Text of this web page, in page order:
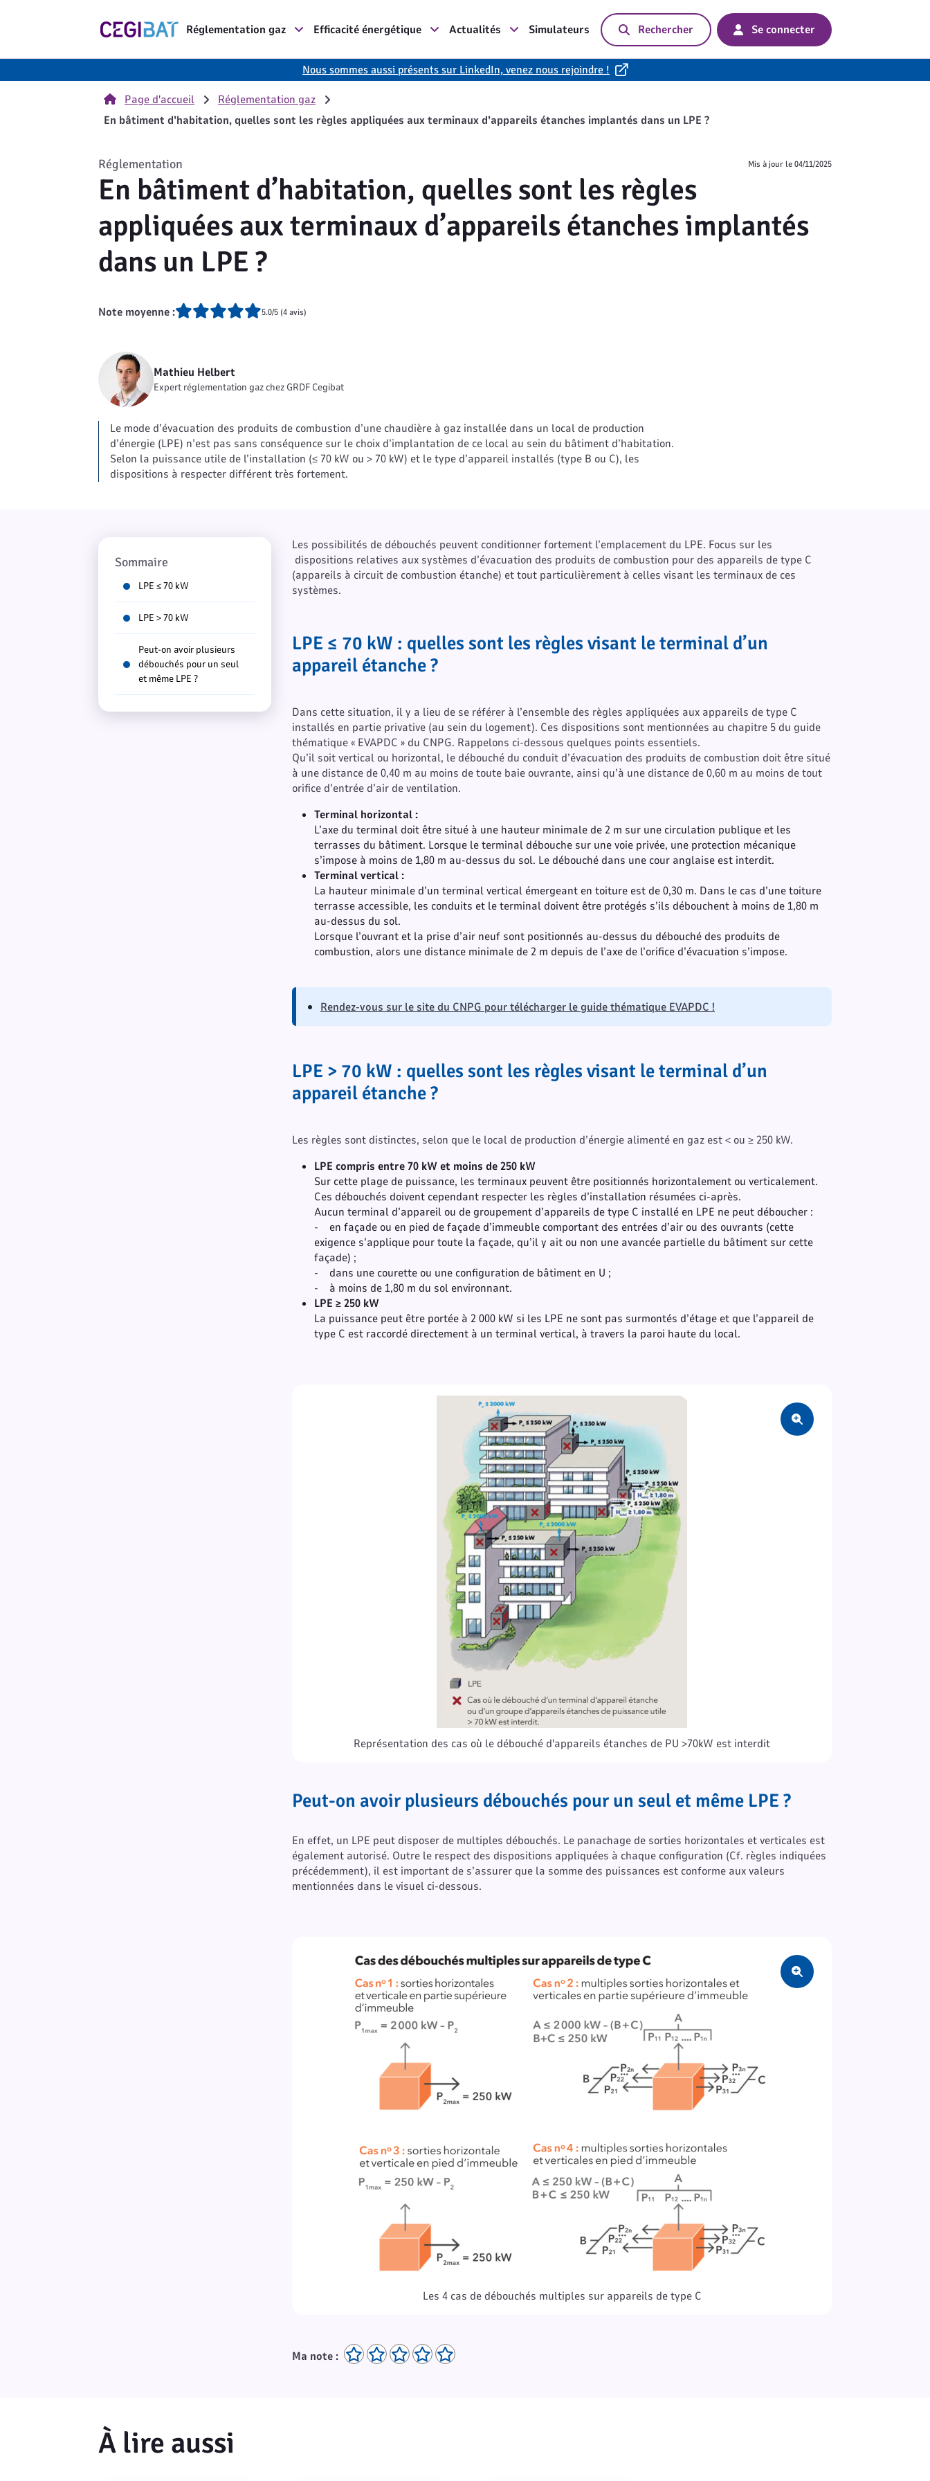
Cegibat, accueil Réglementation gaz Efficacité énergétique Actualités Simulateurs Rechercher Se connecter
Nous sommes aussi présents sur LinkedIn, venez nous rejoindre !
Page d'accueil
Réglementation gaz
En bâtiment d’habitation, quelles sont les règles appliquées aux terminaux d’appareils étanches implantés dans un LPE ?
En bâtiment d’habitation, quelles sont les règles
appliquées aux terminaux d’appareils étanches implantés
dans un LPE ?
Réglementation Mis à jour le04/11/2025
Note moyenne : 5.0/5 (4 avis)
Mathieu Helbert
Expert réglementation gaz chez GRDF Cegibat
Le mode d’évacuation des produits de combustion d’une chaudière à gaz installée dans un local de production
d’énergie (LPE) n’est pas sans conséquence sur le choix d’implantation de ce local au sein du bâtiment d’habitation.
Selon la puissance utile de l’installation (≤ 70 kW ou > 70 kW) et le type d’appareil installés (type B ou C), les
dispositions à respecter différent très fortement.
Sommaire
LPE ≤ 70 kW
LPE > 70 kW
Peut-on avoir plusieurs
débouchés pour un seul
et même LPE ?
Les possibilités de débouchés peuvent conditionner fortement l’emplacement du LPE. Focus sur les
dispositions relatives aux systèmes d’évacuation des produits de combustion pour des appareils de type C
(appareils à circuit de combustion étanche) et tout particulièrement à celles visant les terminaux de ces
systèmes.
LPE ≤ 70 kW : quelles sont les règles visant le terminal d’un
appareil étanche ?
Dans cette situation, il y a lieu de se référer à l’ensemble des règles appliquées aux appareils de type C
installés en partie privative (au sein du logement). Ces dispositions sont mentionnées au chapitre 5 du guide
thématique « EVAPDC » du CNPG. Rappelons ci-dessous quelques points essentiels.
Qu’il soit vertical ou horizontal, le débouché du conduit d’évacuation des produits de combustion doit être situé
à une distance de 0,40 m au moins de toute baie ouvrante, ainsi qu’à une distance de 0,60 m au moins de tout
orifice d’entrée d’air de ventilation.
Terminal horizontal :
L’axe du terminal doit être situé à une hauteur minimale de 2 m sur une circulation publique et les
terrasses du bâtiment. Lorsque le terminal débouche sur une voie privée, une protection mécanique
s’impose à moins de 1,80 m au-dessus du sol. Le débouché dans une cour anglaise est interdit.
Terminal vertical :
La hauteur minimale d’un terminal vertical émergeant en toiture est de 0,30 m. Dans le cas d’une toiture
terrasse accessible, les conduits et le terminal doivent être protégés s’ils débouchent à moins de 1,80 m
au-dessus du sol.
Lorsque l’ouvrant et la prise d’air neuf sont positionnés au-dessus du débouché des produits de
combustion, alors une distance minimale de 2 m depuis de l’axe de l’orifice d’évacuation s’impose.
Rendez-vous sur le site du CNPG pour télécharger le guide thématique EVAPDC !
LPE > 70 kW : quelles sont les règles visant le terminal d’un
appareil étanche ?
Les règles sont distinctes, selon que le local de production d’énergie alimenté en gaz est < ou ≥ 250 kW.
LPE compris entre 70 kW et moins de 250 kW
Sur cette plage de puissance, les terminaux peuvent être positionnés horizontalement ou verticalement.
Ces débouchés doivent cependant respecter les règles d’installation résumées ci-après.
Aucun terminal d’appareil ou de groupement d’appareils de type C installé en LPE ne peut déboucher :
- en façade ou en pied de façade d’immeuble comportant des entrées d’air ou des ouvrants (cette
exigence s’applique pour toute la façade, qu’il y ait ou non une avancée partielle du bâtiment sur cette
façade) ;
- dans une courette ou une configuration de bâtiment en U ;
- à moins de 1,80 m du sol environnant.
LPE ≥ 250 kW
La puissance peut être portée à 2 000 kW si les LPE ne sont pas surmontés d’étage et que l’appareil de
type C est raccordé directement à un terminal vertical, à travers la paroi haute du local.
Zoom
Représentation des cas où le débouché d'appareils étanches de PU >70kW est interdit
Peut-on avoir plusieurs débouchés pour un seul et même LPE ?
En effet, un LPE peut disposer de multiples débouchés. Le panachage de sorties horizontales et verticales est
également autorisé. Outre le respect des dispositions appliquées à chaque configuration (Cf. règles indiquées
précédemment), il est important de s’assurer que la somme des puissances est conforme aux valeurs
mentionnées dans le visuel ci-dessous.
Zoom
Les 4 cas de débouchés multiples sur appareils de type C
Ma note :
À lire aussi